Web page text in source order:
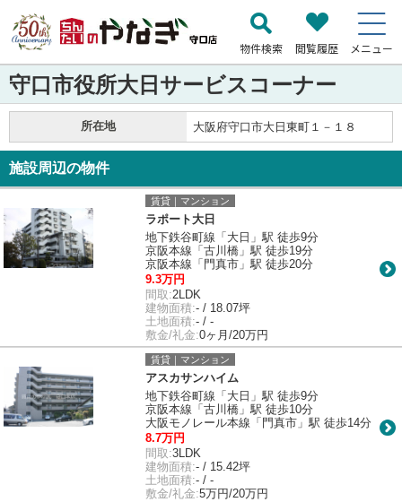
物件検索 閲覧履歴 メニュー
守口市役所大日サービスコーナー
所在地 大阪府守口市大日東町１－１８
施設周辺の物件
賃貸｜マンション
ラポート大日
地下鉄谷町線「大日」駅 徒歩9分
京阪本線「古川橋」駅 徒歩19分
京阪本線「門真市」駅 徒歩20分
9.3万円
間取:2LDK
建物面積:- / 18.07坪
土地面積:- / -
敷金/礼金:0ヶ月/20万円
賃貸｜マンション
アスカサンハイム
地下鉄谷町線「大日」駅 徒歩9分
京阪本線「古川橋」駅 徒歩10分
大阪モノレール本線「門真市」駅 徒歩14分
8.7万円
間取:3LDK
建物面積:- / 15.42坪
土地面積:- / -
敷金/礼金:5万円/20万円